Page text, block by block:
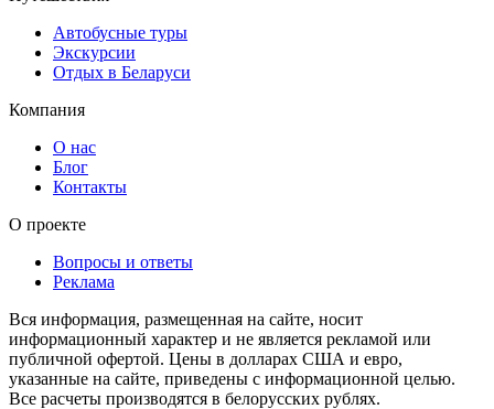
Автобусные туры
Экскурсии
Отдых в Беларуси
Компания
О нас
Блог
Контакты
О проекте
Вопросы и ответы
Реклама
Вся информация, размещенная на сайте, носит
информационный характер и не является рекламой или
публичной офертой. Цены в долларах США и евро,
указанные на сайте, приведены с информационной целью.
Все расчеты производятся в белорусских рублях.